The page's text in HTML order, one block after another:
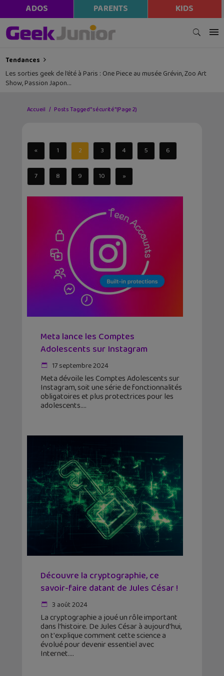
ADOS PARENTS KIDS
Tendances
Les sorties geek de l’été à Paris : One Piece au musée Grévin, Zoo Art
Show, Passion Japon…
Accueil Posts Tagged "sécurité"(Page 2)
« 1 2 3 4 5 6
7 8 9 10 »
Meta lance les Comptes
Adolescents sur Instagram
17 septembre 2024
Meta dévoile les Comptes Adolescents sur
Instagram, soit une série de fonctionnalités
obligatoires et plus protectrices pour les
adolescents.
Découvre la cryptographie, ce
savoir-faire datant de Jules César !
3 août 2024
La cryptographie a joué un rôle important
dans l'histoire. De Jules César à aujourd'hui,
on t'explique comment cette science a
évolué pour devenir essentiel avec
Internet.